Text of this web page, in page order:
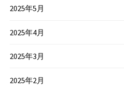
2025年5月
2025年4月
2025年3月
2025年2月